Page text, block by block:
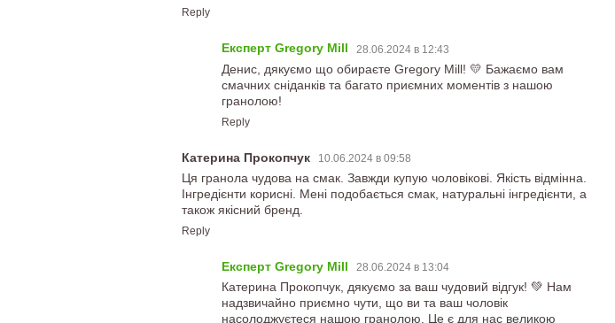
Reply
Експерт Gregory Mill 28.06.2024 в 12:43
Денис, дякуємо що обираєте Gregory Mill! 💛 Бажаємо вам
смачних сніданків та багато приємних моментів з нашою
гранолою!
Reply
Катерина Прокопчук 10.06.2024 в 09:58
Ця гранола чудова на смак. Завжди купую чоловікові. Якість відмінна.
Інгредієнти корисні. Мені подобається смак, натуральні інгредієнти, а
також якісний бренд.
Reply
Експерт Gregory Mill 28.06.2024 в 13:04
Катерина Прокопчук, дякуємо за ваш чудовий відгук! 💚 Нам
надзвичайно приємно чути, що ви та ваш чоловік
насолоджуєтеся нашою гранолою. Це є для нас великою